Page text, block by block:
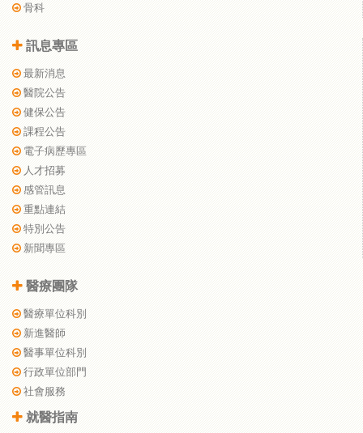
骨科
訊息專區
最新消息
醫院公告
健保公告
課程公告
電子病歷專區
人才招募
感管訊息
重點連結
特別公告
新聞專區
醫療團隊
醫療單位科別
新進醫師
醫事單位科別
行政單位部門
社會服務
就醫指南